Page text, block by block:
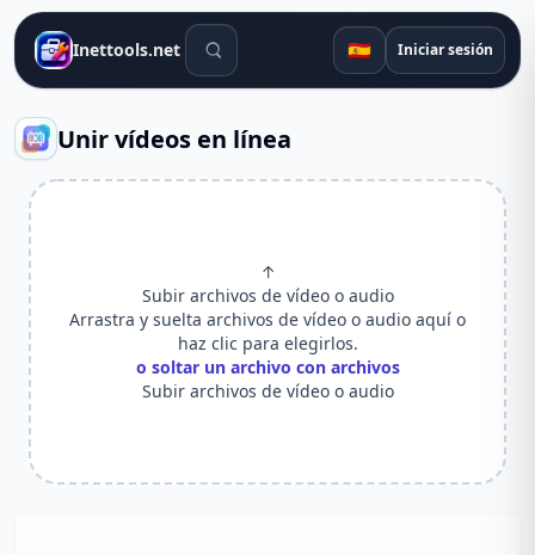
Inettools.net Herramientas de búsqueda
🇪🇸 Iniciar sesión
Unir vídeos en línea
↑
Subir archivos de vídeo o audio
Arrastra y suelta archivos de vídeo o audio aquí o
haz clic para elegirlos.
o soltar un archivo con archivos
Subir archivos de vídeo o audio